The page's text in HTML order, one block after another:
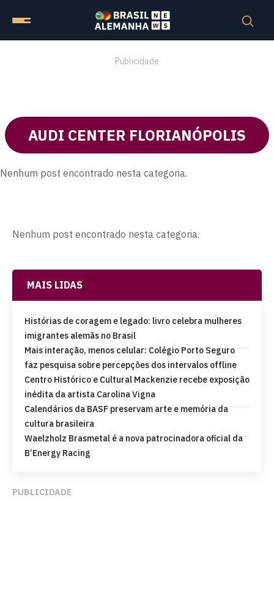
Publicidade
AUDI CENTER FLORIANÓPOLIS
Nenhum post encontrado nesta categoria.
Nenhum post encontrado nesta categoria.
MAIS LIDAS
Histórias de coragem e legado: livro celebra mulheres
imigrantes alemãs no Brasil
Mais interação, menos celular: Colégio Porto Seguro
faz pesquisa sobre percepções dos intervalos offline
Centro Histórico e Cultural Mackenzie recebe exposição
inédita da artista Carolina Vigna
Calendários da BASF preservam arte e memória da
cultura brasileira
Waelzholz Brasmetal é a nova patrocinadora oficial da
B’Energy Racing
PUBLICIDADE